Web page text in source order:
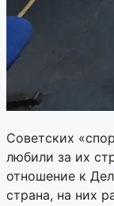
Советских
любили за их
отношение к
страна, на них